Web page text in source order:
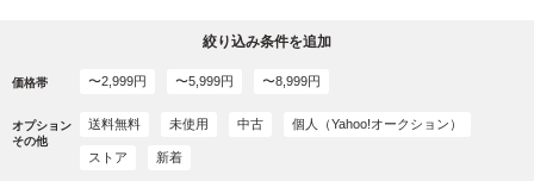
絞り込み条件を追加
価格帯 〜2,999円 〜5,999円 〜8,999円
オプション
その他
送料無料 未使用 中古 個人（Yahoo!オークション）
ストア 新着